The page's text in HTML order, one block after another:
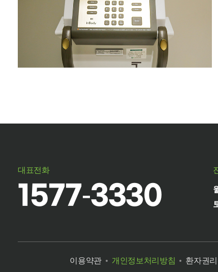
대표전화
1577-3330
이용약관 개인정보처리방침 환자권